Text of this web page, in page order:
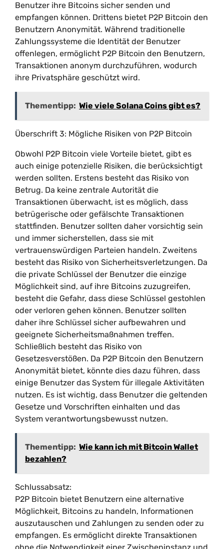
Benutzer ihre Bitcoins sicher senden und
empfangen können. Drittens bietet P2P Bitcoin den
Benutzern Anonymität. Während traditionelle
Zahlungssysteme die Identität der Benutzer
offenlegen, ermöglicht P2P Bitcoin den Benutzern,
Transaktionen anonym durchzuführen, wodurch
ihre Privatsphäre geschützt wird.
Thementipp: Wie viele Solana Coins gibt es?
Überschrift 3: Mögliche Risiken von P2P Bitcoin
Obwohl P2P Bitcoin viele Vorteile bietet, gibt es
auch einige potenzielle Risiken, die berücksichtigt
werden sollten. Erstens besteht das Risiko von
Betrug. Da keine zentrale Autorität die
Transaktionen überwacht, ist es möglich, dass
betrügerische oder gefälschte Transaktionen
stattfinden. Benutzer sollten daher vorsichtig sein
und immer sicherstellen, dass sie mit
vertrauenswürdigen Parteien handeln. Zweitens
besteht das Risiko von Sicherheitsverletzungen. Da
die private Schlüssel der Benutzer die einzige
Möglichkeit sind, auf ihre Bitcoins zuzugreifen,
besteht die Gefahr, dass diese Schlüssel gestohlen
oder verloren gehen können. Benutzer sollten
daher ihre Schlüssel sicher aufbewahren und
geeignete Sicherheitsmaßnahmen treffen.
Schließlich besteht das Risiko von
Gesetzesverstößen. Da P2P Bitcoin den Benutzern
Anonymität bietet, könnte dies dazu führen, dass
einige Benutzer das System für illegale Aktivitäten
nutzen. Es ist wichtig, dass Benutzer die geltenden
Gesetze und Vorschriften einhalten und das
System verantwortungsbewusst nutzen.
Thementipp: Wie kann ich mit Bitcoin Wallet
bezahlen?
Schlussabsatz:
P2P Bitcoin bietet Benutzern eine alternative
Möglichkeit, Bitcoins zu handeln, Informationen
auszutauschen und Zahlungen zu senden oder zu
empfangen. Es ermöglicht direkte Transaktionen